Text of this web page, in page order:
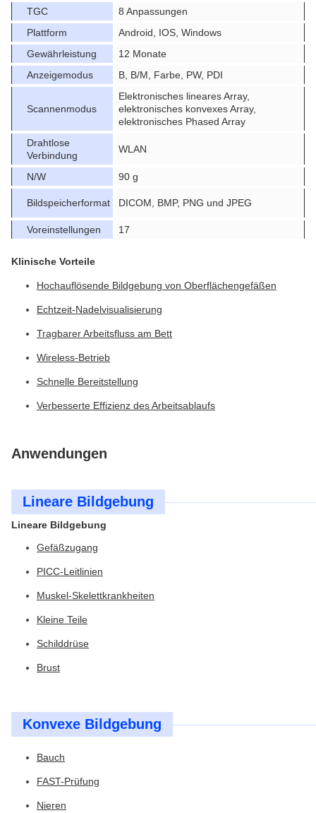
TGC
8 Anpassungen
Plattform
Android, IOS, Windows
Gewährleistung
12 Monate
Anzeigemodus
B, B/M, Farbe, PW, PDI
Scannenmodus
Elektronisches lineares Array,
elektronisches konvexes Array,
elektronisches Phased Array
Drahtlose
Verbindung
WLAN
N/W 90 g
Bildspeicherformat DICOM, BMP, PNG und JPEG
Voreinstellungen 17
Klinische Vorteile
Hochauflösende Bildgebung von Oberflächengefäßen
Echtzeit-Nadelvisualisierung
Tragbarer Arbeitsfluss am Bett
Wireless-Betrieb
Schnelle Bereitstellung
Verbesserte Effizienz des Arbeitsablaufs
Anwendungen
Lineare Bildgebung
Lineare Bildgebung
Gefäßzugang
PICC-Leitlinien
Muskel-Skelettkrankheiten
Kleine Teile
Schilddrüse
Brust
Konvexe Bildgebung
Bauch
FAST-Prüfung
Nieren